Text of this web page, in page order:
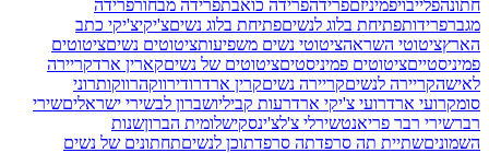
חתונהפלייבויפמיניזםפרידהפרידה כואבתפרידה מבחורפרידה
מגברפרידותפתיחת בלוג לנשיםפתיחת בלוג נשיםצ'יקיצ'יקי כתב
הארץציטוטי השראהציטוטי נשים משפיעותציטוטים נשיםציטוטים
פמיניסטייםציטוטים פמיניסטיםציטוטים של נשיםקארין ארדקריירה
לאישהקריירה לנשיםקריירה נשיםקרין ארדרודירווקהרווקותרוני
סומקרועי ארדרועי צ'יקי ארדרעות קביליושברון לבשירי ישראליםשירי
רברשירי רבר פריאנטשירלי צ'לצ'ינסקישלומית הברוןשנות
השמוניםשתיית תה סרפדתה סרפדתוכן לנשיםתחתונים של נשים